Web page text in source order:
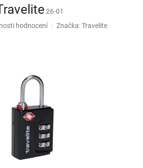
26-01
hodnocení Značka:Travelite